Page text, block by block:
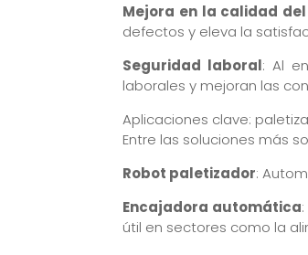
Mejora en la calidad
defectos y eleva la
Seguridad laboral: Al
laborales y mejoran las
Aplicaciones clave:
Entre las soluciones más
Robot paletizador:
Encajadora automática
útil en sectores como la